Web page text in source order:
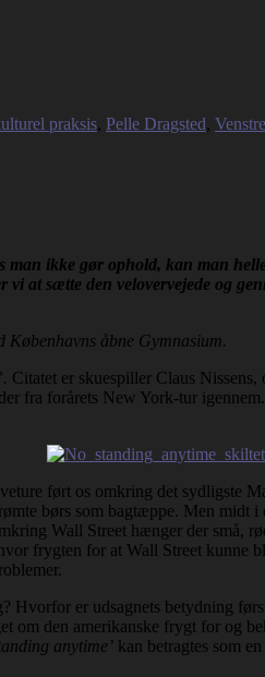
praksis, Pelle Dragsted,
ikke gør ophold, kan man
at sætte den velovervejede og
Københavns åbne Gymnasium.
Citatet er skuespiller Claus
fra forårets New York-tur
ført os omkring det sydligste
børs som bagtæppe. Men
Wall Street hænger der små,
frygten for at Wall Street
er udsagnets betydning
den amerikanske frygt for og
anytime’ kan betragtes som